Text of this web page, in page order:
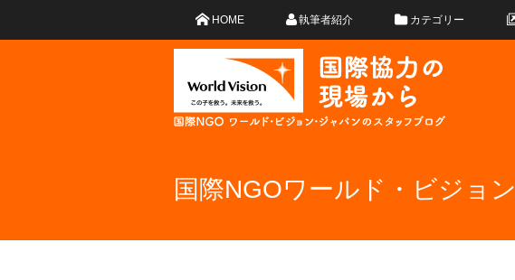
HOME 執筆者紹介 カテゴリー
国際NGOワールド・ビジョン